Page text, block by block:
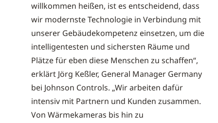
willkommen heißen, ist es entscheidend, dass
wir modernste Technologie in Verbindung mit
unserer Gebäudekompetenz einsetzen, um die
intelligentesten und sichersten Räume und
Plätze für eben diese Menschen zu schaffen“,
erklärt Jörg Keßler, General Manager Germany
bei Johnson Controls. „Wir arbeiten dafür
intensiv mit Partnern und Kunden zusammen.
Von Wärmekameras bis hin zu